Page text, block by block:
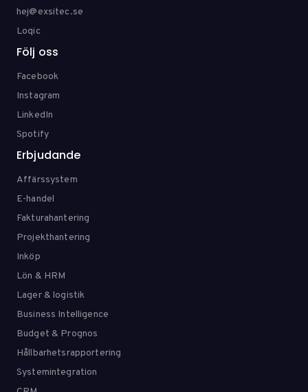
hej@exsitec.se
Loqic
Följ oss
Facebook
Instagram
LinkedIn
Spotify
Erbjudande
Affärssystem
E-handel
Fakturahantering
Projekthantering
Inköp
Lön & HRM
Lager & logistik
Business Intelligence
Budget & Prognos
Hållbarhetsrapportering
Systemintegration